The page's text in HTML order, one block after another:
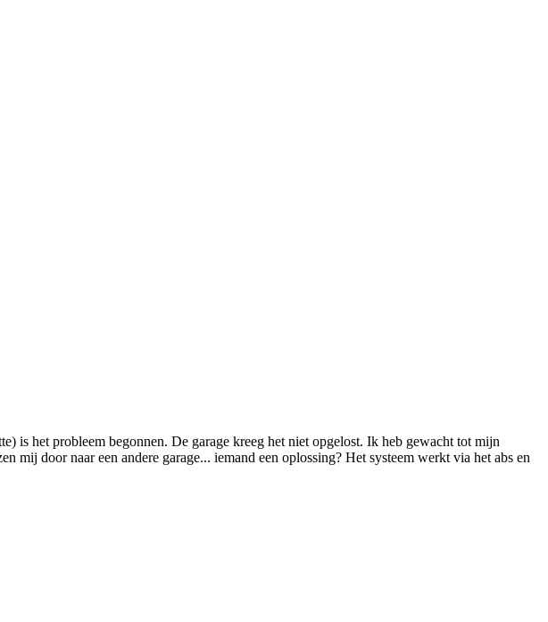
is het probleem begonnen. De garage kreeg het niet opgelost. Ik heb gewacht tot mijn
mij door naar een andere garage... iemand een oplossing? Het systeem werkt via het abs en